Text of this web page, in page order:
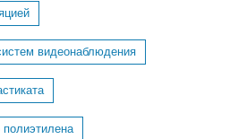
видеонаблюдения